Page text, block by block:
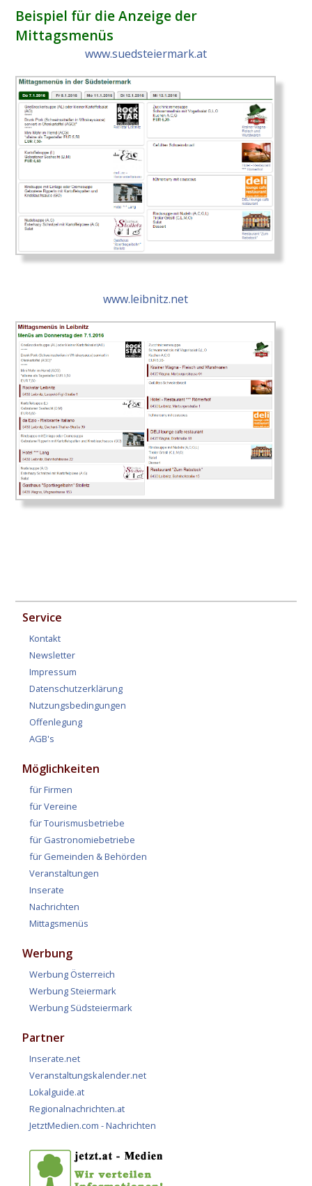
Beispiel für die Anzeige der
Mittagsmenüs
www.suedsteiermark.at
www.leibnitz.net
Service
Kontakt
Newsletter
Impressum
Datenschutzerklärung
Nutzungsbedingungen
Offenlegung
AGB's
Möglichkeiten
für Firmen
für Vereine
für Tourismusbetriebe
für Gastronomiebetriebe
für Gemeinden & Behörden
Veranstaltungen
Inserate
Nachrichten
Mittagsmenüs
Werbung
Werbung Österreich
Werbung Steiermark
Werbung Südsteiermark
Partner
Inserate.net
Veranstaltungskalender.net
Lokalguide.at
Regionalnachrichten.at
JetztMedien.com - Nachrichten